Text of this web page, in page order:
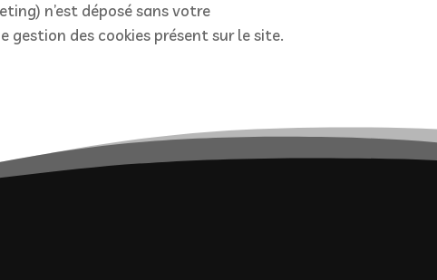
n’est déposé sans votre
des cookies présent sur le site.